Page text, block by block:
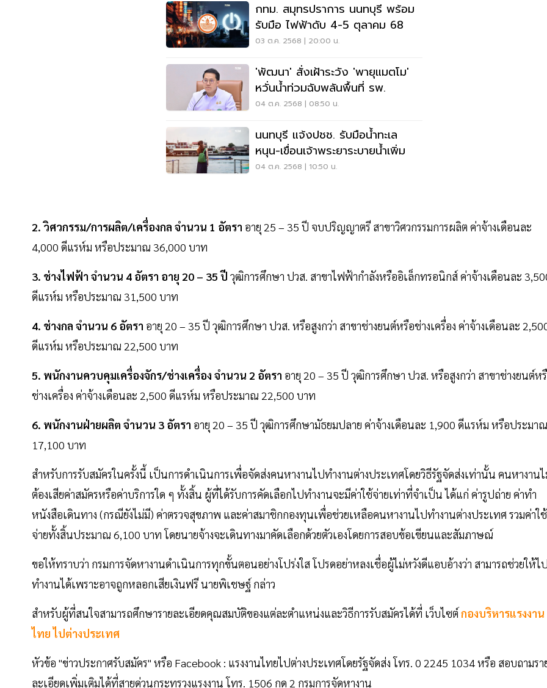
กทม. สมุทรปราการ นนทบุรี พร้อม
รับมือ ไฟฟ้าดับ 4-5 ตุลาคม 68
03 ต.ค. 2568 | 20:00 น.
'พัฒนา' สั่งเฝ้าระวัง 'พายุแมตโม'
หวั่นน้ำท่วมฉับพลันพื้นที่ รพ.
04 ต.ค. 2568 | 08:50 น.
นนทบุรี แจ้งปชช. รับมือน้ำทะเล
หนุน-เขื่อนเจ้าพระยาระบายน้ำเพิ่ม
04 ต.ค. 2568 | 10:50 น.
2. วิศวกรรม/การผลิต/เครื่องกล จำนวน 1 อัตรา อายุ 25 – 35 ปี จบปริญญาตรี สาขาวิศวกรรมการผลิต ค่าจ้างเดือนละ
4,000 ดีแรห์ม หรือประมาณ 36,000 บาท
3. ช่างไฟฟ้า จำนวน 4 อัตรา อายุ 20 – 35 ปี วุฒิการศึกษา ปวส. สาขาไฟฟ้ากำลังหรืออิเล็กทรอนิกส์ ค่าจ้างเดือนละ
ดีแรห์ม หรือประมาณ 31,500 บาท
4. ช่างกล จำนวน 6 อัตรา อายุ 20 – 35 ปี วุฒิการศึกษา ปวส. หรือสูงกว่า สาขาช่างยนต์หรือช่างเครื่อง ค่าจ้างเดือนละ
ดีแรห์ม หรือประมาณ 22,500 บาท
5. พนักงานควบคุมเครื่องจักร/ช่างเครื่อง จำนวน 2 อัตรา อายุ 20 – 35 ปี วุฒิการศึกษา ปวส. หรือสูงกว่า สาขาช่างยนต์ห
ช่างเครื่อง ค่าจ้างเดือนละ 2,500 ดีแรห์ม หรือประมาณ 22,500 บาท
6. พนักงานฝ่ายผลิต จำนวน 3 อัตรา อายุ 20 – 35 ปี วุฒิการศึกษามัธยมปลาย ค่าจ้างเดือนละ 1,900 ดีแรห์ม หรือประมาณ
17,100 บาท
สำหรับการรับสมัครในครั้งนี้ เป็นการดำเนินการเพื่อจัดส่งคนหางานไปทำงานต่างประเทศโดยวิธีรัฐจัดส่งเท่านั้น คนหางาน
ต้องเสียค่าสมัครหรือค่าบริการใด ๆ ทั้งสิ้น ผู้ที่ได้รับการคัดเลือกไปทำงานจะมีค่าใช้จ่ายเท่าที่จำเป็น ได้แก่ ค่ารูปถ่าย ค่าทำ
หนังสือเดินทาง (กรณียังไม่มี) ค่าตรวจสุขภาพ และค่าสมาชิกกองทุนเพื่อช่วยเหลือคนหางานไปทำงานต่างประเทศ รวมค่าใช้
จ่ายทั้งสิ้นประมาณ 6,100 บาท โดยนายจ้างจะเดินทางมาคัดเลือกด้วยตัวเองโดยการสอบข้อเขียนและสัมภาษณ์
ขอให้ทราบว่า กรมการจัดหางานดำเนินการทุกขั้นตอนอย่างโปร่งใส โปรดอย่าหลงเชื่อผู้ไม่หวังดีแอบอ้างว่า สามารถช่วยให้ไ
ทำงานได้เพราะอาจถูกหลอกเสียเงินฟรี นายพิเชษฐ์ กล่าว
สำหรับผู้ที่สนใจสามารถศึกษารายละเอียดคุณสมบัติของแต่ละตำแหน่งและวิธีการรับสมัครได้ที่ เว็บไซต์ กองบริหารแรงงาน
ไทย ไปต่างประเทศ
หัวข้อ "ข่าวประกาศรับสมัคร" หรือ Facebook : แรงงานไทยไปต่างประเทศโดยรัฐจัดส่ง โทร. 0 2245 1034 หรือ สอบถามรา
ละเอียดเพิ่มเติมได้ที่สายด่วนกระทรวงแรงงาน โทร. 1506 กด 2 กรมการจัดหางาน